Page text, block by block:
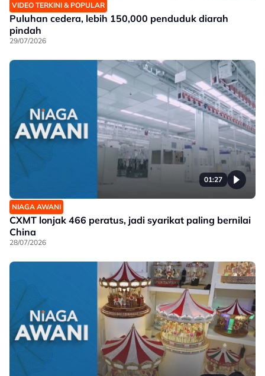
VIDEO TERKINI & POPULAR
Puluhan cedera, lebih 150,000 penduduk diarah
pindah
29/07/2026
01:27
NIAGA AWANI
CXMT lonjak 466 peratus, jadi syarikat paling bernilai
China
28/07/2026